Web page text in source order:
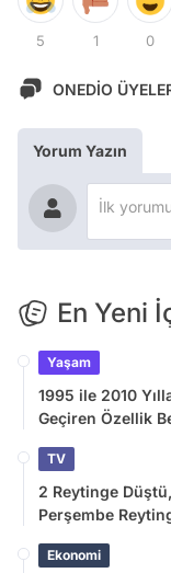
5 1 0
ONEDİO
Yorum Yazın
En Yeni
Yaşam
1995 ile 2010
Geçiren Özellik
TV
2 Reytinge
Perşembe
Ekonomi